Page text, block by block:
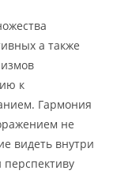
а также
к
Гармония
не
видеть внутри